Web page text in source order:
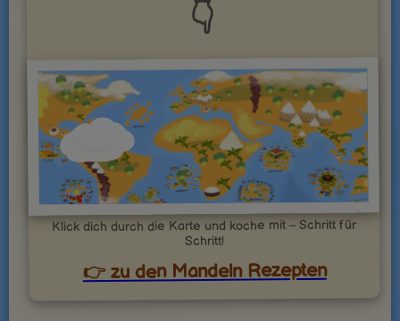
👇
Klick dich durch die Karte und koche mit – Schritt für
Schritt!
👉 zu den Mandeln Rezepten